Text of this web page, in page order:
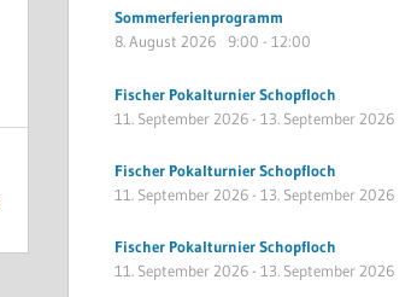
Sommerferienprogramm
8. August 2026
9:00 -12:00
Fischer Pokalturnier Schopfloch
11. September 2026-13. September 2026
Fischer Pokalturnier Schopfloch
11. September 2026-13. September 2026
Fischer Pokalturnier Schopfloch
11. September 2026-13. September 2026